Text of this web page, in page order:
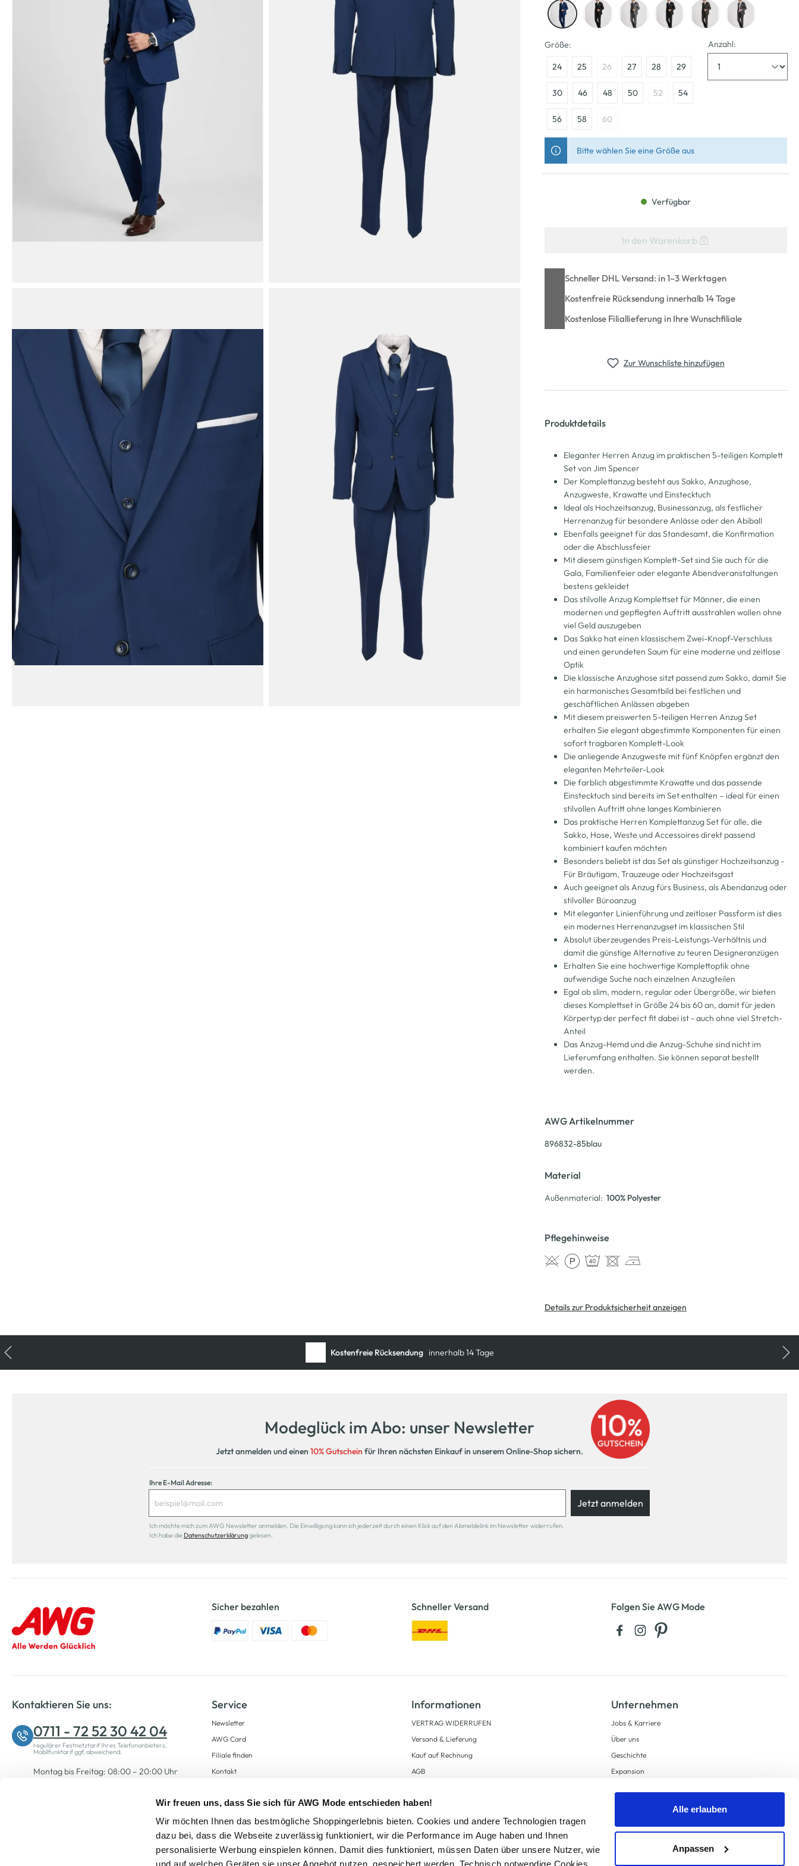
Wir freuen uns, dass Sie sich für AWG Mode entschieden haben!
Wir möchten Ihnen das bestmögliche Shoppingerlebnis bieten. Cookies und andere Technologien tragen
dazu bei, dass die Webseite zuverlässig funktioniert, wir die Performance im Auge haben und Ihnen
personalisierte Werbung einspielen können. Damit dies funktioniert, müssen Daten über unsere Nutzer, wie
Alle erlauben
Anpassen
Größe:
24 25 26 27 28 29
30 46 48 50 52 54
56 58 60
Anzahl:
Bitte wählen Sie eine Größe aus
Verfügbar
In den Warenkorb
Schneller DHL Versand: in 1–3 Werktagen
Kostenfreie Rücksendung innerhalb 14 Tage
Kostenlose Filiallieferung in Ihre Wunschfiliale
Zur Wunschliste hinzufügen
Produktdetails
Eleganter Herren Anzug im praktischen 5-teiligen Komplett
Set von Jim Spencer
Der Komplettanzug besteht aus Sakko, Anzughose,
Anzugweste, Krawatte und Einstecktuch
Ideal als Hochzeitsanzug, Businessanzug, als festlicher
Herrenanzug für besondere Anlässe oder den Abiball
Ebenfalls geeignet für das Standesamt, die Konfirmation
oder die Abschlussfeier
Mit diesem günstigen Komplett-Set sind Sie auch für die
Gala, Familienfeier oder elegante Abendveranstaltungen
bestens gekleidet
Das stilvolle Anzug Komplettset für Männer, die einen
modernen und gepflegten Auftritt ausstrahlen wollen ohne
viel Geld auszugeben
Das Sakko hat einen klassischem Zwei-Knopf-Verschluss
und einen gerundeten Saum für eine moderne und zeitlose
Optik
Die klassische Anzughose sitzt passend zum Sakko, damit Sie
ein harmonisches Gesamtbild bei festlichen und
geschäftlichen Anlässen abgeben
Mit diesem preiswerten 5-teiligen Herren Anzug Set
erhalten Sie elegant abgestimmte Komponenten für einen
sofort tragbaren Komplett-Look
Die anliegende Anzugweste mit fünf Knöpfen ergänzt den
eleganten Mehrteiler-Look
Die farblich abgestimmte Krawatte und das passende
Einstecktuch sind bereits im Set enthalten – ideal für einen
stilvollen Auftritt ohne langes Kombinieren
Das praktische Herren Komplettanzug Set für alle, die
Sakko, Hose, Weste und Accessoires direkt passend
kombiniert kaufen möchten
Besonders beliebt ist das Set als günstiger Hochzeitsanzug -
Für Bräutigam, Trauzeuge oder Hochzeitsgast
Auch geeignet als Anzug fürs Business, als Abendanzug oder
stilvoller Büroanzug
Mit eleganter Linienführung und zeitloser Passform ist dies
ein modernes Herrenanzugset im klassischen Stil
Absolut überzeugendes Preis-Leistungs-Verhältnis und
damit die günstige Alternative zu teuren Designeranzügen
Erhalten Sie eine hochwertige Komplettoptik ohne
aufwendige Suche nach einzelnen Anzugteilen
Egal ob slim, modern, regular oder Übergröße, wir bieten
dieses Komplettset in Größe 24 bis 60 an, damit für jeden
Körpertyp der perfect fit dabei ist - auch ohne viel Stretch-
Anteil
Das Anzug-Hemd und die Anzug-Schuhe sind nicht im
Lieferumfang enthalten. Sie können separat bestellt
werden.
AWG Artikelnummer
896832-85blau
Material
Außenmaterial: 100% Polyester
Pflegehinweise
Details zur Produktsicherheit anzeigen
Kostenfreie Rücksendung innerhalb 14 Tage
Modeglück im Abo: unser Newsletter
Jetzt anmelden und einen 10% Gutschein für Ihren nächsten Einkauf in unserem Online-Shop sichern.
Ihre E-Mail Adresse:
Jetzt anmelden
Ich möchte mich zum AWG Newsletter anmelden. Die Einwilligung kann ich jederzeit durch einen Klick auf den Abmeldelink im Newsletter widerrufen.
Ich habe die Datenschutzerklärunggelesen.
Sicher bezahlen Schneller Versand Folgen Sie AWG Mode
Kontaktieren Sie uns:
0711 - 72 52 30 42 04
regulärer Festnetztarif Ihres Telefonanbieters,
Mobilfunktarif ggf. abweichend.
Montag bis Freitag: 08:00 – 20:00 Uhr
Service
Newsletter
AWG Card
Filiale finden
Kontakt
Informationen
VERTRAG WIDERRUFEN
Versand & Lieferung
Kauf auf Rechnung
AGB
Zahlungsarten
Datenschutz
AWG CARD Teilnahmebedingungen
Unternehmen
Jobs & Karriere
Über uns
Geschichte
Expansion
Barrierefreiheit